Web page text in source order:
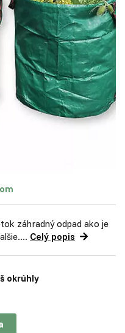
záhradný odpad ako je
Celý popis
okrúhly